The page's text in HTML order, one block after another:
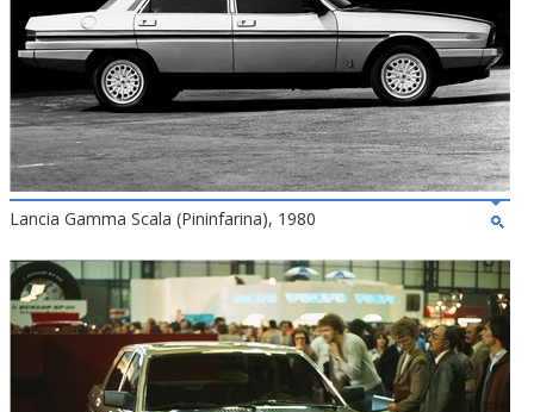
Lancia Gamma Scala (Pininfarina), 1980